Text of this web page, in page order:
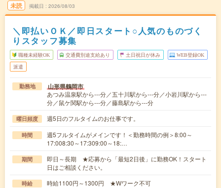
未読 掲載日 2026/08/03
＼即払いＯＫ／即日スタート○人気のものづく
りスタッフ募集
職種未経験OK 交通費別途支給あり 土日祝日が休み WEB登録OK
派遣
勤務地 山形県鶴岡市
あつみ温泉駅から---分／五十川駅から---分／小岩川駅から---
分／鼠ケ関駅から---分／藤島駅から---分
曜日頻度 週5日のフルタイムのお仕事です。
時間
週5フルタイムがメインです！＜勤務時間の例＞8:00～
17:008:30～17:309:00～18:…
期間
即日～長期 ★応募から「最短2日後」に勤務OK！スタート
日はご相談ください。
時給 時給1100円～1300円 ★Wワーク不可